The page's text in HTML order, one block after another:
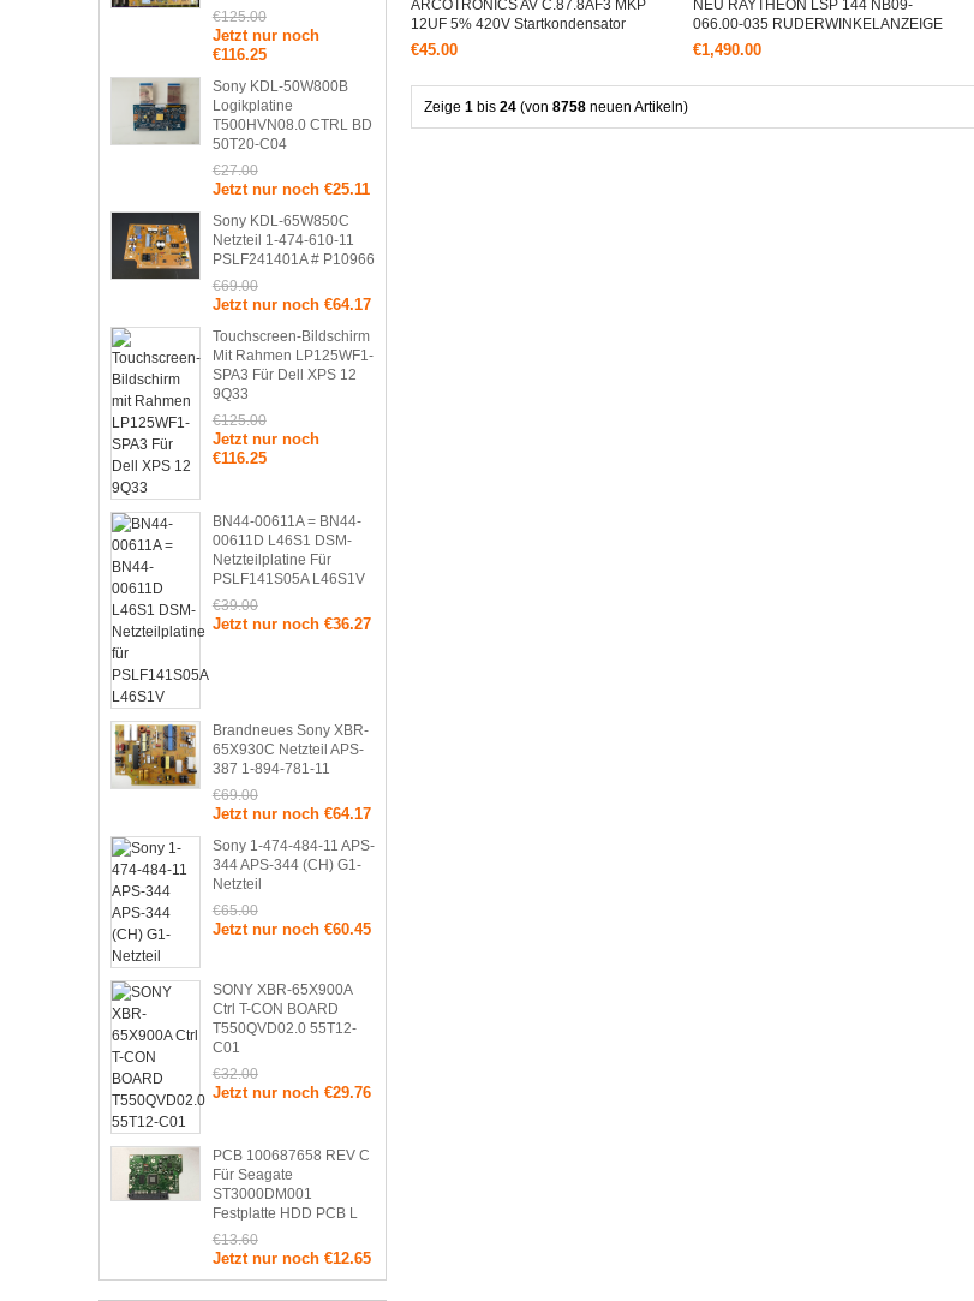
€125.00
Jetzt nur noch
€116.25
Sony KDL-50W800B
Logikplatine
T500HVN08.0 CTRL BD
50T20-C04
€27.00
Jetzt nur noch €25.11
Sony KDL-65W850C
Netzteil 1-474-610-11
PSLF241401A # P10966
€69.00
Jetzt nur noch €64.17
Touchscreen-Bildschirm
Mit Rahmen LP125WF1-
SPA3 Für Dell XPS 12
9Q33
€125.00
Jetzt nur noch
€116.25
BN44-00611A = BN44-
00611D L46S1 DSM-
Netzteilplatine Für
PSLF141S05A L46S1V
€39.00
Jetzt nur noch €36.27
Brandneues Sony XBR-
65X930C Netzteil APS-
387 1-894-781-11
€69.00
Jetzt nur noch €64.17
Sony 1-474-484-11 APS-
344 APS-344 (CH) G1-
Netzteil
€65.00
Jetzt nur noch €60.45
SONY XBR-65X900A
Ctrl T-CON BOARD
T550QVD02.0 55T12-
C01
€32.00
Jetzt nur noch €29.76
PCB 100687658 REV C
Für Seagate
ST3000DM001
Festplatte HDD PCB L
€13.60
Jetzt nur noch €12.65
ARCOTRONICS AV C.87.8AF3 MKP
12UF 5% 420V Startkondensator
€45.00
NEU RAYTHEON LSP 144 NB09-
066.00-035 RUDERWINKELANZEIGE
€1,490.00
Zeige 1 bis 24 (von 8758 neuen Artikeln)